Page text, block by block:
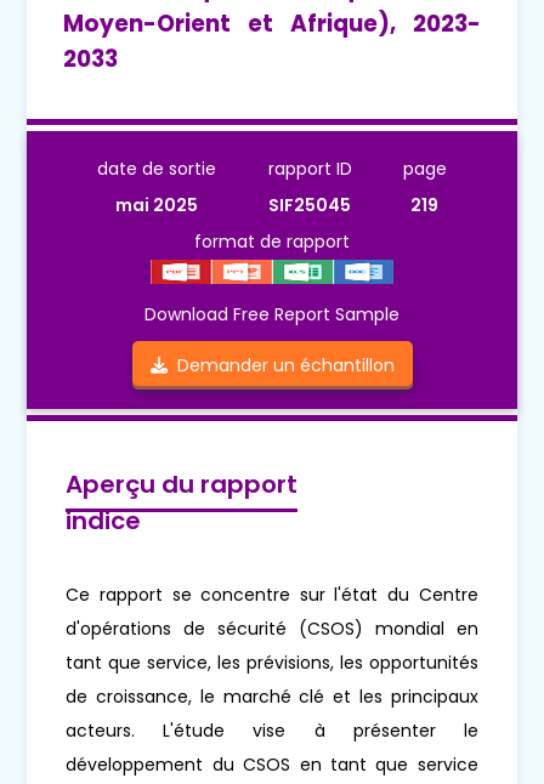
Moyen-Orient et Afrique), 2023-
2033
date de sortie
mai 2025
rapport ID
SIF25045
page
219
format de rapport
Download Free Report Sample
Demander un échantillon
Aperçu du rapport
indice
Ce rapport se concentre sur l'état du Centre
d'opérations de sécurité (CSOS) mondial en
tant que service, les prévisions, les opportunités
de croissance, le marché clé et les principaux
acteurs. L'étude vise à présenter le
développement du CSOS en tant que service